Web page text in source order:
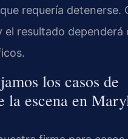
requería detenerse.
el resultado dependerá
los casos de
la escena en